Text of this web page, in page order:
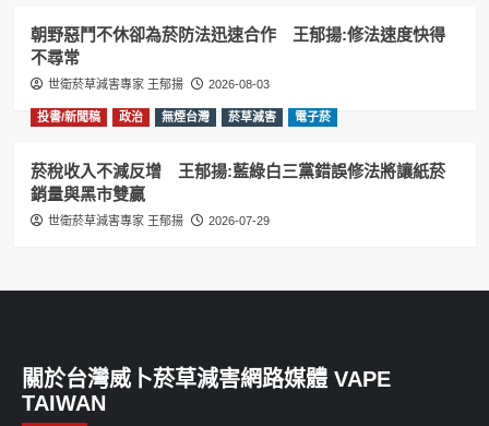
朝野惡鬥不休卻為菸防法迅速合作 王郁揚:修法速度快得
不尋常
世衛菸草減害專家 王郁揚 2026-08-03
投書/新聞稿 政治 無煙台灣 菸草減害 電子菸
菸稅收入不減反增 王郁揚:藍綠白三黨錯誤修法將讓紙菸
銷量與黑市雙贏
世衛菸草減害專家 王郁揚 2026-07-29
關於台灣威卜菸草減害網路媒體 VAPE
TAIWAN